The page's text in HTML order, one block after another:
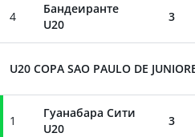
4
Бандеиранте
U20
3
U20 COPA SAO PAULO DE
1
Гуанабара Сити
U20
3